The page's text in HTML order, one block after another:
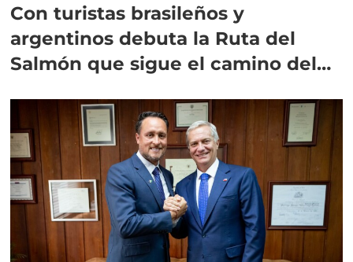
Con turistas brasileños y
argentinos debuta la Ruta del
Salmón que sigue el camino del